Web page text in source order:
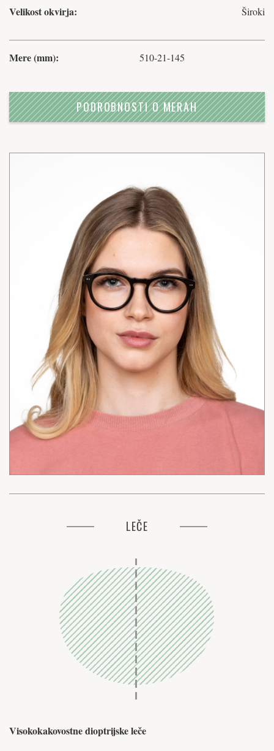
Velikost okvirja: Široki
Mere (mm): 510-21-145
PODROBNOSTI O MERAH
LEČE
Visokokakovostne dioptrijske leče